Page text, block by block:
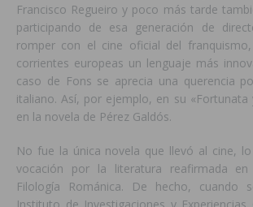
Francisco Regueiro y poco más tarde
participando de esa generación de
romper con el cine oficial del
corrientes europeas un lenguaje más
caso de Fons se aprecia una querencia
italiano. Así, por ejemplo, en su «Fortunata
en la novela de Pérez Galdós.
No fue la única novela que llevó al cine,
vocación por la literatura reafirmada
Filología Románica. De hecho, cuando